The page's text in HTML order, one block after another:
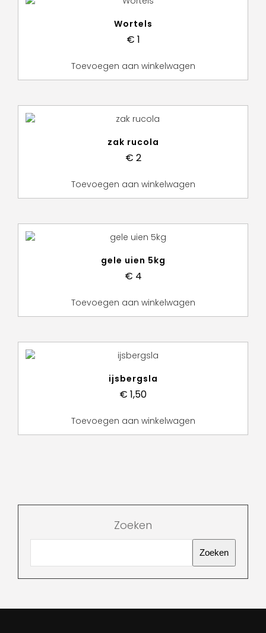
Wortels
€ 1
Toevoegen aan winkelwagen
zak rucola
€ 2
Toevoegen aan winkelwagen
gele uien 5kg
€ 4
Toevoegen aan winkelwagen
ijsbergsla
€ 1,50
Toevoegen aan winkelwagen
Zoeken
Zoeken